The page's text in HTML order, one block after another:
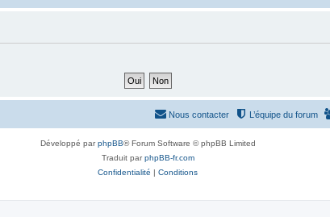
L’équipe du forum
Nous contacter
Développé parphpBB® Forum Software © phpBB Limited
Traduit parphpBB-fr.com
Confidentialité | Conditions